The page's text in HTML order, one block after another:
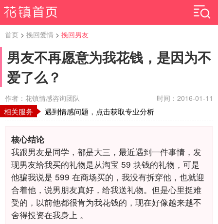
首页 > 挽回爱情 > 挽回男友
男友不再愿意为我花钱，是因为不
爱了么？
作者：花镇情感咨询团队 时间：2016-01-11
相关服务 遇到情感问题，点击获取专业分析
核心结论
我跟男友是同学，都是大三，最近遇到一件事情，发
现男友给我买的礼物是从淘宝 59 块钱的礼物，可是
他骗我说是 599 在商场买的，我没有拆穿他，也就迎
合着他，说男朋友真好，给我送礼物。但是心里挺难
受的，以前他都很肯为我花钱的，现在好像越来越不
舍得投资在我身上 。